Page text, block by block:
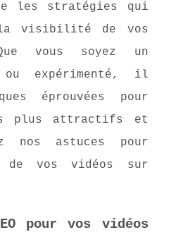
les stratégies qui
la visibilité de vos
vous soyez un
ou expérimenté, il
éprouvées pour
plus attractifs et
nos astuces pour
de vos vidéos sur
pour vos vidéos